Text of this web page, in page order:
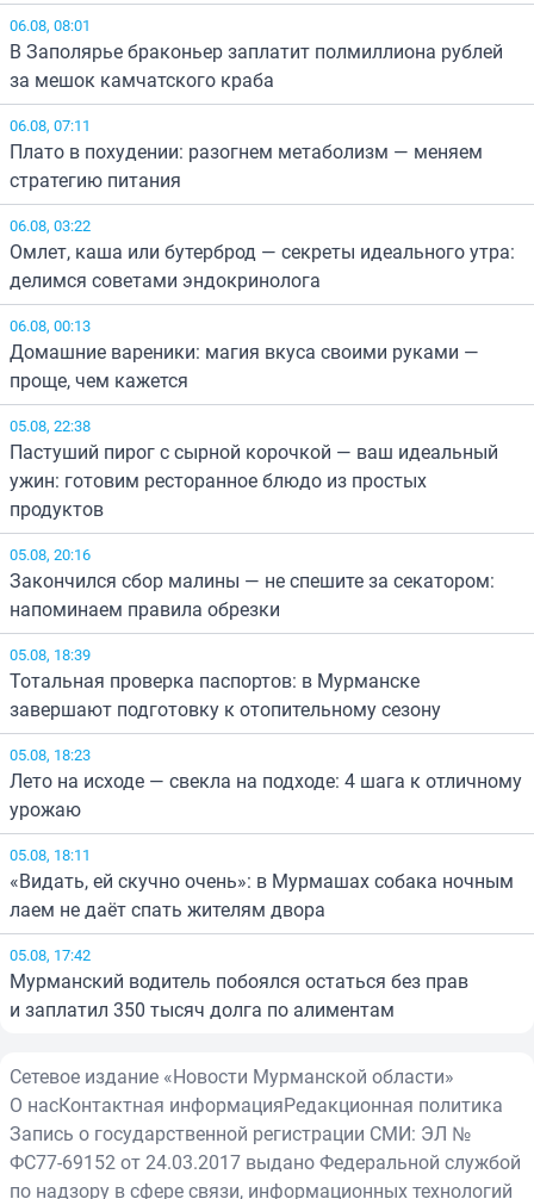
06.08, 08:01
В Заполярье браконьер заплатит полмиллиона рублей
за мешок камчатского краба
06.08, 07:11
Плато в похудении: разогнем метаболизм — меняем
стратегию питания
06.08, 03:22
Омлет, каша или бутерброд — секреты идеального утра:
делимся советами эндокринолога
06.08, 00:13
Домашние вареники: магия вкуса своими руками —
проще, чем кажется
05.08, 22:38
Пастуший пирог с сырной корочкой — ваш идеальный
ужин: готовим ресторанное блюдо из простых
продуктов
05.08, 20:16
Закончился сбор малины — не спешите за секатором:
напоминаем правила обрезки
05.08, 18:39
Тотальная проверка паспортов: в Мурманске
завершают подготовку к отопительному сезону
05.08, 18:23
Лето на исходе — свекла на подходе: 4 шага к отличному
урожаю
05.08, 18:11
«Видать, ей скучно очень»: в Мурмашах собака ночным
лаем не даёт спать жителям двора
05.08, 17:42
Мурманский водитель побоялся остаться без прав
и заплатил 350 тысяч долга по алиментам
Сетевое издание «Новости Мурманской области»
О насКонтактная информацияРедакционная политика
Запись о государственной регистрации СМИ: ЭЛ №
ФС77-69152 от 24.03.2017 выдано Федеральной службой
по надзору в сфере связи, информационных технологий